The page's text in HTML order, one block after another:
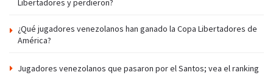
Libertadores y perdieron?
¿Qué jugadores venezolanos han ganado la Copa Libertadores de
América?
Jugadores venezolanos que pasaron por el Santos; vea el ranking